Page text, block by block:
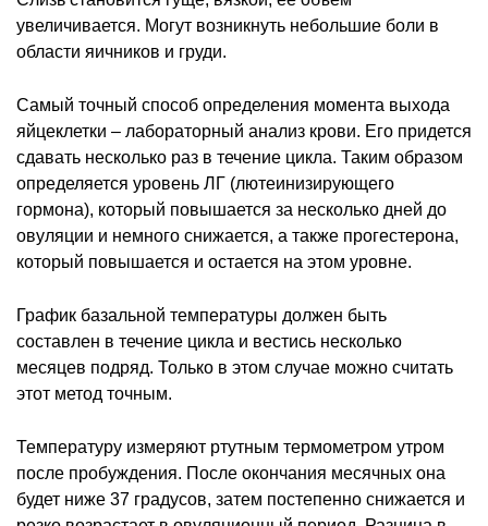
увеличивается. Могут возникнуть небольшие боли в
области яичников и груди.
Самый точный способ определения момента выхода
яйцеклетки – лабораторный анализ крови. Его придется
сдавать несколько раз в течение цикла. Таким образом
определяется уровень ЛГ (лютеинизирующего
гормона), который повышается за несколько дней до
овуляции и немного снижается, а также прогестерона,
который повышается и остается на этом уровне.
График базальной температуры должен быть
составлен в течение цикла и вестись несколько
месяцев подряд. Только в этом случае можно считать
этот метод точным.
Температуру измеряют ртутным термометром утром
после пробуждения. После окончания месячных она
будет ниже 37 градусов, затем постепенно снижается и